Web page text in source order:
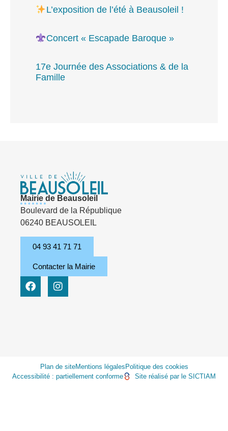
L’exposition de l’été à Beausoleil !
Concert « Escapade Baroque »
17e Journée des Associations & de la
Famille
Mairie de Beausoleil
Boulevard de la République
06240 BEAUSOLEIL
04 93 41 71 71
Contacter la Mairie
Plan de siteMentions légales Politique des cookies
Accessibilité : partiellement conforme
Site réalisé par le SICTIAM